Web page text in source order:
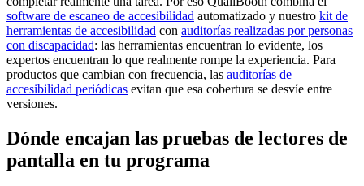
software de escaneo de accesibilidad automatizado y nuestro kit de
herramientas de accesibilidad con auditorías realizadas por personas
con discapacidad: las herramientas encuentran lo evidente, los
expertos encuentran lo que realmente rompe la experiencia. Para
productos que cambian con frecuencia, las auditorías de
accesibilidad periódicas evitan que esa cobertura se desvíe entre
versiones.
Dónde encajan las pruebas de lectores de
pantalla en tu programa